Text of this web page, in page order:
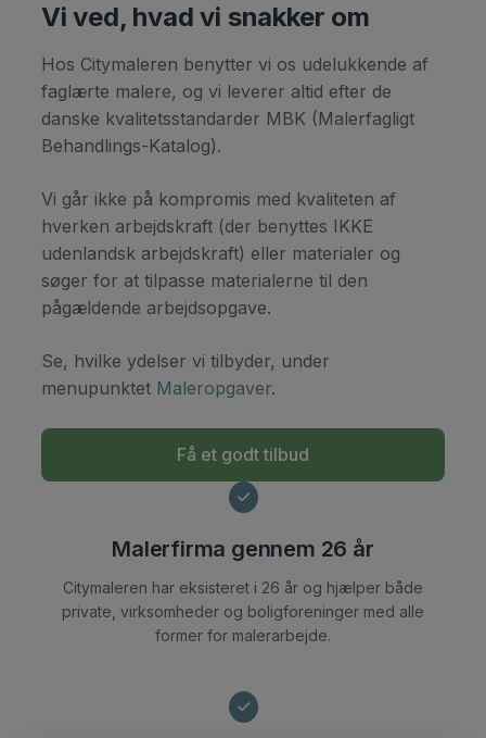
Vi ved, hvad vi snakker om
Hos Citymaleren benytter vi os udelukkende af
faglærte malere, og vi leverer altid efter de
danske kvalitetsstandarder MBK (Malerfagligt
Behandlings-Katalog).
Vi går ikke på kompromis med kvaliteten af
hverken arbejdskraft (der benyttes IKKE
udenlandsk arbejdskraft) eller materialer og
søger for at tilpasse materialerne til den
pågældende arbejdsopgave.​
​Se, hvilke ydelser vi tilbyder, under
menupunktet Maleropgaver.
Få et godt tilbud
Malerfirma gennem 26 år
Citymaleren har eksisteret i 26 år og hjælper både
private, virksomheder og boligforeninger med alle
former for malerarbejde.